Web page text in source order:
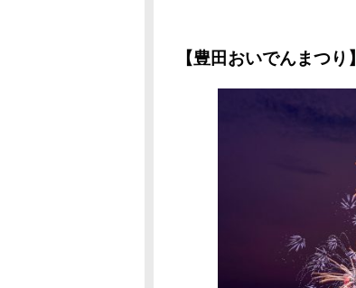
【豊田おいでんまつり】